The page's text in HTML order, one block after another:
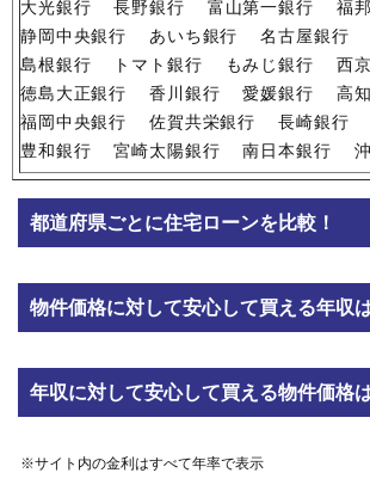
大光銀行
長野銀行 富山第一銀行
福
静岡中央銀行
あいち銀行 名古屋銀行
島根銀行
トマト銀行 もみじ銀行
西
徳島大正銀行
香川銀行 愛媛銀行
高
福岡中央銀行
佐賀共栄銀行 長崎銀行
豊和銀行
宮崎太陽銀行 南日本銀行
都道府県ごとに住宅ローンを比較！
物件価格に対して安心して買える年収
年収に対して安心して買える物件価格
※サイト内の金利はすべて年率で表示